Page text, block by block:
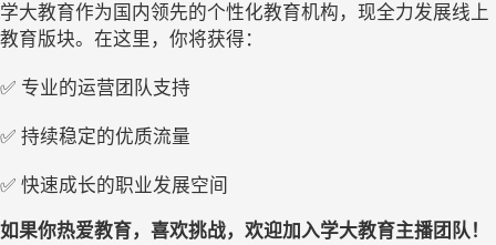
学大教育作为国内领先的个性化教育机构，现全力发展线上
教育版块。在这里，你将获得：
✅ 专业的运营团队支持
✅ 持续稳定的优质流量
✅ 快速成长的职业发展空间
如果你热爱教育，喜欢挑战，欢迎加入学大教育主播团队！